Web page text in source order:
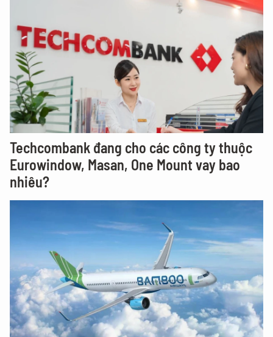
Techcombank đang cho các công ty thuộc
Eurowindow, Masan, One Mount vay bao
nhiêu?